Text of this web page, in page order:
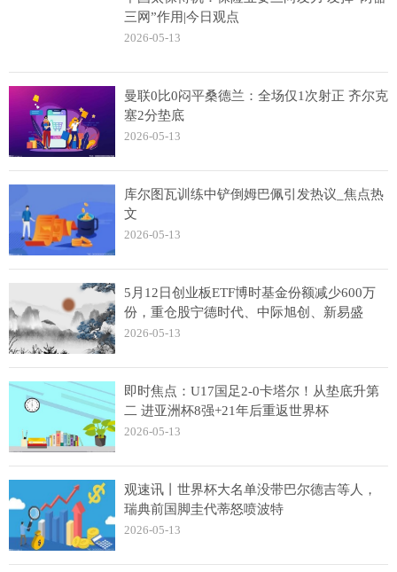
三网”作用|今日观点
2026-05-13
曼联0比0闷平桑德兰：全场仅1次射正 齐尔克
塞2分垫底
2026-05-13
库尔图瓦训练中铲倒姆巴佩引发热议_焦点热
文
2026-05-13
5月12日创业板ETF博时基金份额减少600万
份，重仓股宁德时代、中际旭创、新易盛
2026-05-13
即时焦点：U17国足2-0卡塔尔！从垫底升第
二 进亚洲杯8强+21年后重返世界杯
2026-05-13
观速讯丨世界杯大名单没带巴尔德吉等人，
瑞典前国脚圭代蒂怒喷波特
2026-05-13